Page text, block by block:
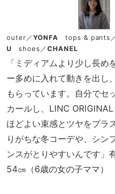
outer／YONFA tops & pants
U shoes／CHANEL
「ミディアムより少し長
ー多めに入れて動きを出し
もらっています。自分でセ
カールし、LINC
ほどよい束感とツヤをプラ
りがちな冬コーデや、シン
ンスがとりやすいんです」
54㎝（6歳の女の子ママ）